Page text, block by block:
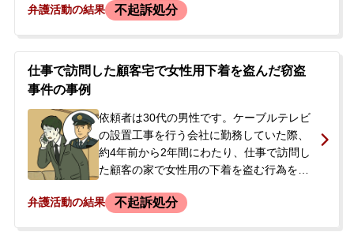
た。今後の手続きや刑事処分に不安を感じ
正式に依頼されることになりました。依頼
者には少年時代に万引きで補導された経歴
弁護活動の結果 不起訴処分
仕事で訪問した顧客宅で女性用下着を盗んだ窃盗
事件の事例
依頼者は30代の男性です。ケーブルテレビ
の設置工事を行う会社に勤務していた際、
約4年前から2年間にわたり、仕事で訪問し
た顧客の家で女性用の下着を盗む行為を繰
けた際に所持していた下着が発見されたこ
弁護活動の結果 不起訴処分